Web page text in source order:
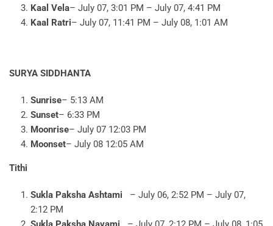
Kaal Vela– July 07, 3:01 PM – July 07, 4:41 PM
Kaal Ratri– July 07, 11:41 PM – July 08, 1:01 AM
SURYA SIDDHANTA
Sunrise– 5:13 AM
Sunset– 6:33 PM
Moonrise– July 07 12:03 PM
Moonset– July 08 12:05 AM
Tithi
Sukla Paksha Ashtami
– July 06, 2:52 PM – July 07,
2:12 PM